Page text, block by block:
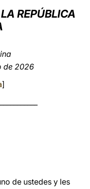
中文
REPÚBLICA
de 2026
]
de ustedes y les